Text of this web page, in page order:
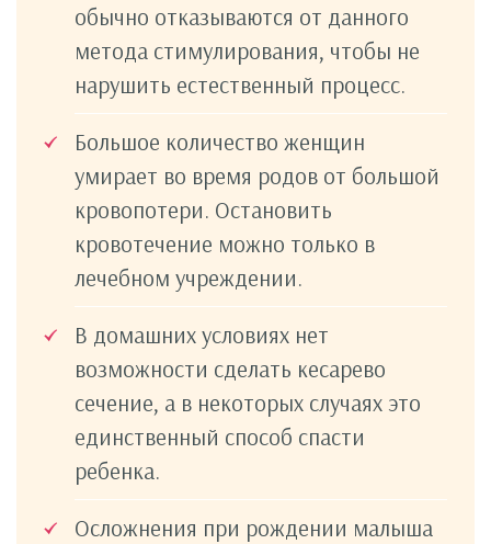
обычно отказываются от данного
метода стимулирования, чтобы не
нарушить естественный процесс.
Большое количество женщин
умирает во время родов от большой
кровопотери. Остановить
кровотечение можно только в
лечебном учреждении.
В домашних условиях нет
возможности сделать кесарево
сечение, а в некоторых случаях это
единственный способ спасти
ребенка.
Осложнения при рождении малыша